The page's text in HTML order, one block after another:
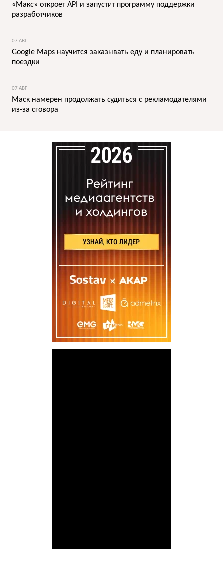
«Макс» откроет API и запустит программу поддержки
разработчиков
07 АВГ
Google Maps научится заказывать еду и планировать
поездки
07 АВГ
Маск намерен продолжать судиться с рекламодателями
из-за сговора